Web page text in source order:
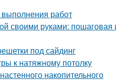
работ
своими руками: пошаговая
под сайдинг
к натяжному потолку
накопительного